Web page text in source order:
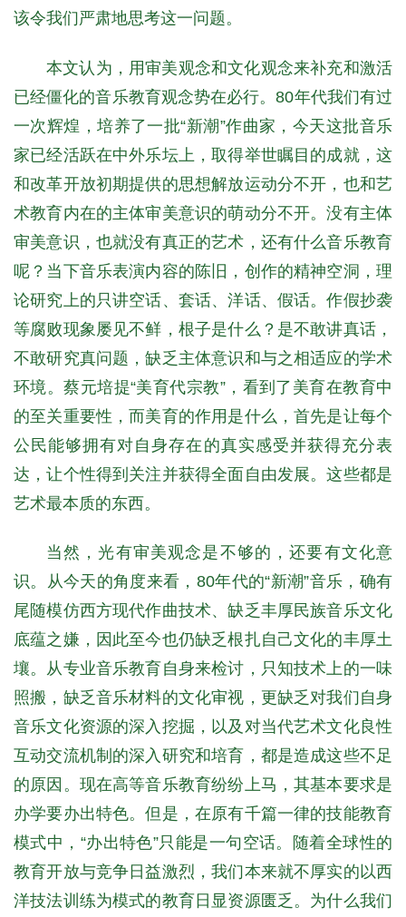
该令我们严肃地思考这一问题。
本文认为，用审美观念和文化观念来补充和激活
已经僵化的音乐教育观念势在必行。80年代我们有过
一次辉煌，培养了一批“新潮”作曲家，今天这批音乐
家已经活跃在中外乐坛上，取得举世瞩目的成就，这
和改革开放初期提供的思想解放运动分不开，也和艺
术教育内在的主体审美意识的萌动分不开。没有主体
审美意识，也就没有真正的艺术，还有什么音乐教育
呢？当下音乐表演内容的陈旧，创作的精神空洞，理
论研究上的只讲空话、套话、洋话、假话。作假抄袭
等腐败现象屡见不鲜，根子是什么？是不敢讲真话，
不敢研究真问题，缺乏主体意识和与之相适应的学术
环境。蔡元培提“美育代宗教”，看到了美育在教育中
的至关重要性，而美育的作用是什么，首先是让每个
公民能够拥有对自身存在的真实感受并获得充分表
达，让个性得到关注并获得全面自由发展。这些都是
艺术最本质的东西。
当然，光有审美观念是不够的，还要有文化意
识。从今天的角度来看，80年代的“新潮”音乐，确有
尾随模仿西方现代作曲技术、缺乏丰厚民族音乐文化
底蕴之嫌，因此至今也仍缺乏根扎自己文化的丰厚土
壤。从专业音乐教育自身来检讨，只知技术上的一味
照搬，缺乏音乐材料的文化审视，更缺乏对我们自身
音乐文化资源的深入挖掘，以及对当代艺术文化良性
互动交流机制的深入研究和培育，都是造成这些不足
的原因。现在高等音乐教育纷纷上马，其基本要求是
办学要办出特色。但是，在原有千篇一律的技能教育
模式中，“办出特色”只能是一句空话。随着全球性的
教育开放与竞争日益激烈，我们本来就不厚实的以西
洋技法训练为模式的教育日显资源匮乏。为什么我们